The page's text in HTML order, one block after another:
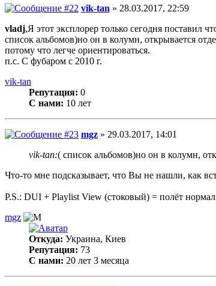
vik-tan » 28.03.2017, 22:59
vladj,Я этот эксплорер только сегодня поставил
список альбомов)но он в колумн, открывается
потому что легче ориентироваться.
п.с. С фубаром с 2010 г.
vik-tan
Репутация: 0
С нами: 10 лет
mgz » 29.03.2017, 14:01
vik-tan:( список альбомов)но он в колумн,
Что-то мне подсказывает, что Вы не нашли, как
P.S.: DUI + Playlist View (стоковый) = полёт
mgz
Откуда: Украина, Киев
Репутация: 73
С нами: 20 лет 3 месяца